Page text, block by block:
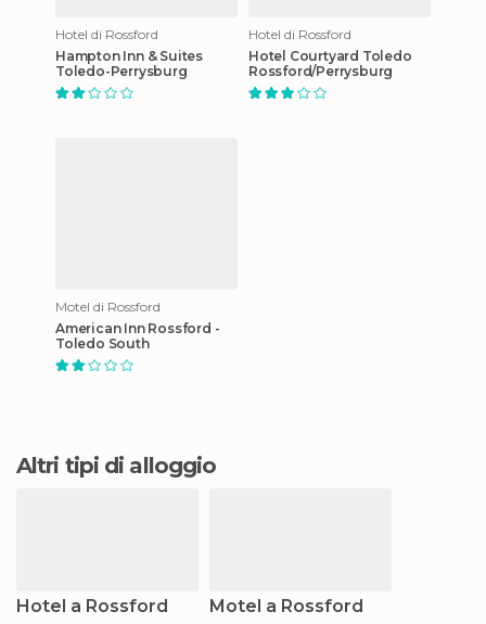
Hotel di Rossford
Hampton Inn & Suites
Toledo-Perrysburg
Hotel di Rossford
Hotel Courtyard Toledo
Rossford/Perrysburg
Motel di Rossford
American Inn Rossford -
Toledo South
Altri tipi di alloggio
Hotel a Rossford Motel a Rossford